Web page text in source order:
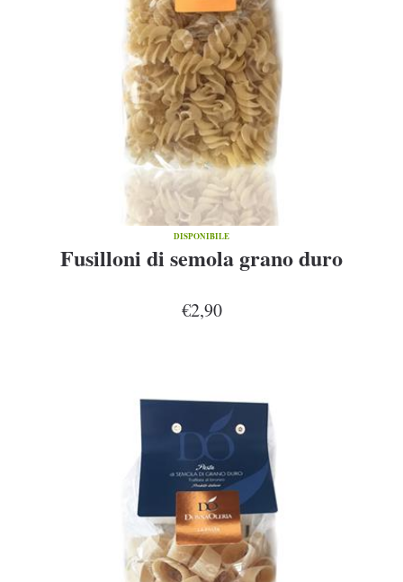
DISPONIBILE
Fusilloni di semola grano duro
€2,90